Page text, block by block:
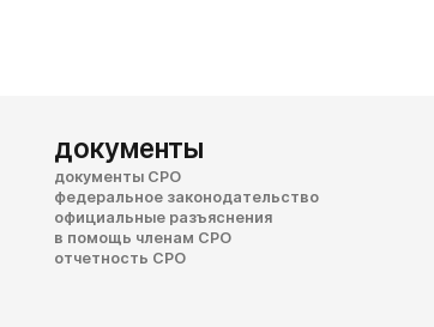
документы
документы СРО
федеральное законодательство
официальные разъяснения
в помощь членам СРО
отчетность СРО